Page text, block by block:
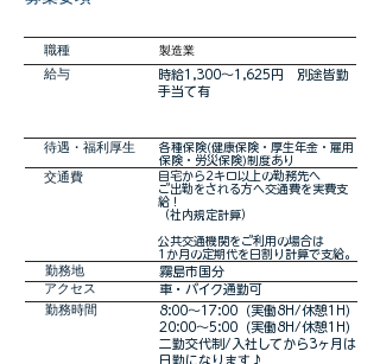
職種
製造業
時給1,300～1,625円 別途皆勤
手当て有
​給与
​待遇・福利厚生
各種保険(健康保険・厚生年金・雇用
保険・労災保険)制度あり
交通費
自宅から2キロ以上の勤務先へ
ご出勤をされる方へ交通費を実費支
給！
（社内規定計算）
公共交通機関をご利用の場合は
1か月の定期代を日割り計算で支給。
勤務地 霧島市国分
アクセス
車・バイク通勤可
8:00～17:00（実働8H/休憩1H）
20:00～5:00（実働8H/休憩1H）
二勤交代制/入社してから3ヶ月は
日勤になります♪
勤務時間